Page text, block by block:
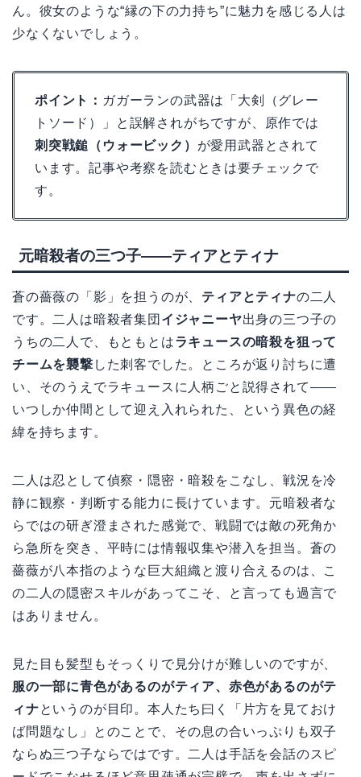
ん。彼女のような“縁の下の力持ち”に魅力を感じる人は
少なくないでしょう。
ポイント： ガガーランの武器は「大剣（グレー
トソード）」と誤解されがちですが、原作では
刺突戦鎚（ウォービック） が愛用武器とされて
います。記事や考察を読むときは要チェックで
す。
元暗殺者の三つ子——ティアとティナ
蒼の薔薇の「影」を担うのが、 ティアとティナの二人
です。二人は暗殺者集団 イジャニーヤ出身の三つ子の
うちの二人で、もともとはラキュースの暗殺を狙って
チームを襲撃 した刺客でした。ところが返り討ちに遭
い、そのうえでラキュースに人柄ごと説得されて——
いつしか仲間として迎え入れられた、という異色の経
緯を持ちます。
二人は忍として偵察・隠密・暗殺をこなし、戦況を冷
静に観察・判断する能力に長けています。元暗殺者な
らではの研ぎ澄まされた感覚で、戦闘では敵の死角か
ら急所を突き、平時には情報収集や潜入を担当。蒼の
薔薇が八本指のような巨大組織と渡り合えるのは、こ
の二人の隠密スキルがあってこそ、と言っても過言で
はありません。
見た目も髪型もそっくりで見分けが難しいのですが、
服の一部に青色があるのがティア、赤色があるのがテ
ィナというのが目印。本人たち曰く「片方を見ておけ
ば問題なし」とのことで、その息の合いっぷりも双子
ならぬ三つ子ならではです。二人は手話を会話のスピ